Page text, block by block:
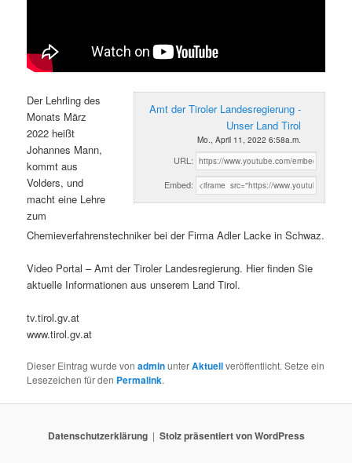
Amt der Tiroler Landesregierung -
Unser Land Tirol
Mo., April 11, 2022 6:58a.m.
URL:
Embed:
Der Lehrling des
Monats März
2022 heißt
Johannes Mann,
kommt aus
Volders, und
macht eine Lehre
zum
Chemieverfahrenstechniker bei der Firma Adler Lacke in Schwaz.
Video Portal – Amt der Tiroler Landesregierung. Hier finden Sie
aktuelle Informationen aus unserem Land Tirol.
tv.tirol.gv.at
www.tirol.gv.at
Dieser Eintrag wurde vonadminunterAktuellveröffentlicht. Setze ein
Lesezeichen für den Permalink.
Datenschutzerklärung Stolz präsentiert von WordPress